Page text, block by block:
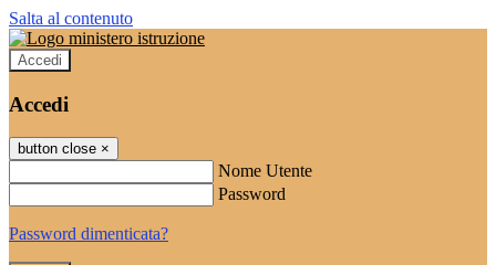
Salta al contenuto
Accedi
Accedi
button close ×
Nome Utente
Password
Password dimenticata?